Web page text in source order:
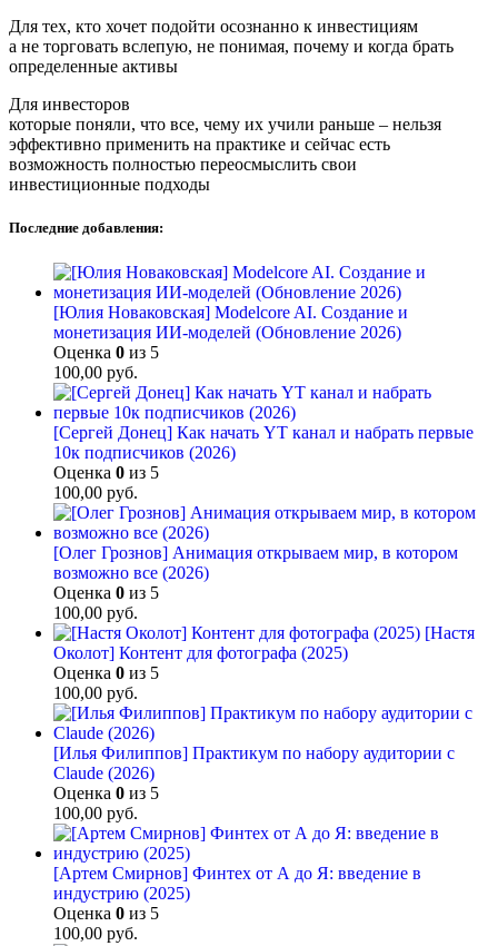
Для тех, кто хочет подойти осознанно к инвестициям
а не торговать вслепую, не понимая, почему и когда брать
определенные активы
Для инвесторов
которые поняли, что все, чему их учили раньше – нельзя
эффективно применить на практике и сейчас есть
возможность полностью переосмыслить свои
инвестиционные подходы
Последние добавления:
[Юлия Новаковская] Modelcore AI. Создание и
монетизация ИИ-моделей (Обновление 2026)
Оценка 0 из 5
100,00 руб.
[Сергей Донец] Как начать YT канал и набрать первые
10к подписчиков (2026)
Оценка 0 из 5
100,00 руб.
[Олег Грознов] Анимация открываем мир, в котором
возможно все (2026)
Оценка 0 из 5
100,00 руб.
[Настя
Околот] Контент для фотографа (2025)
Оценка 0 из 5
100,00 руб.
[Илья Филиппов] Практикум по набору аудитории с
Claude (2026)
Оценка 0 из 5
100,00 руб.
[Артем Смирнов] Финтех от А до Я: введение в
индустрию (2025)
Оценка 0 из 5
100,00 руб.